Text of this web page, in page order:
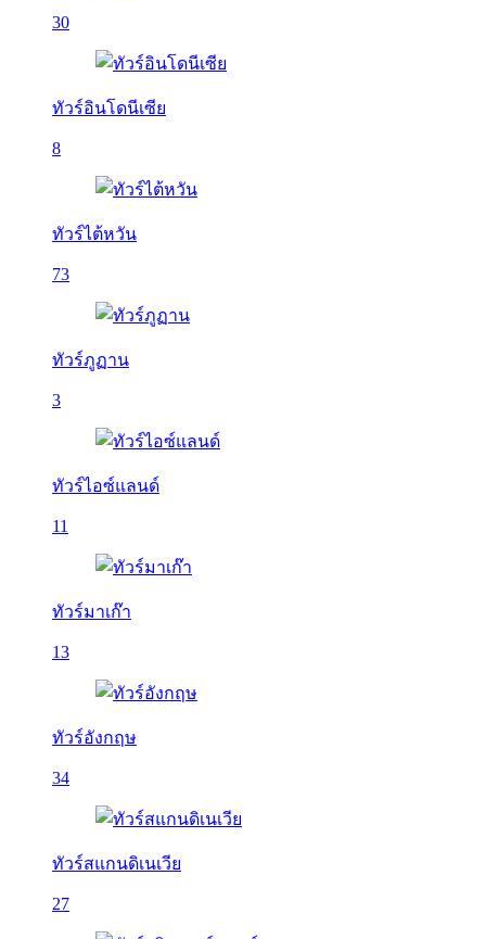
30
ทัวร์อินโดนีเซีย
8
ทัวร์ไต้หวัน
73
ทัวร์ภูฏาน
3
ทัวร์ไอซ์แลนด์
11
ทัวร์มาเก๊า
13
ทัวร์อังกฤษ
34
ทัวร์สแกนดิเนเวีย
27